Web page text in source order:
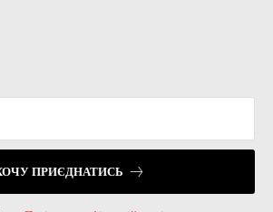
ПРИЄДНАТИСЬ